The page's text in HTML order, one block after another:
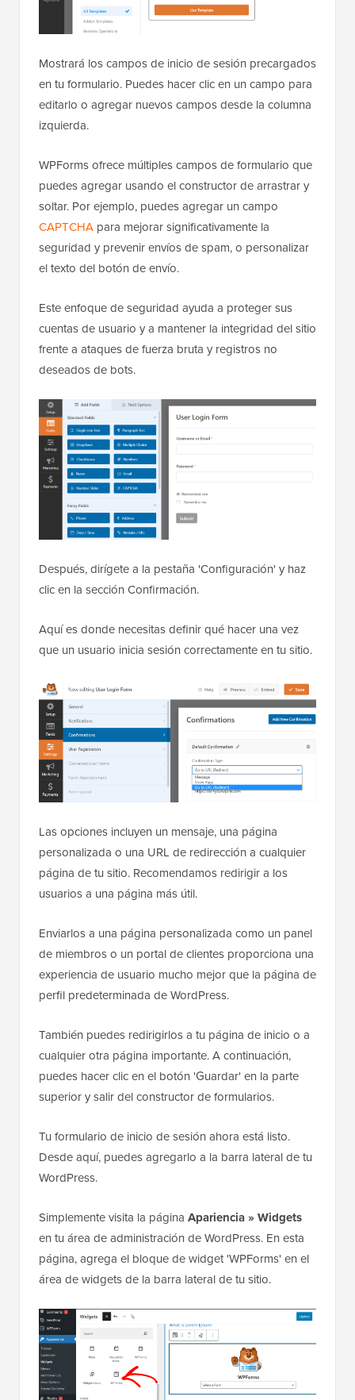
Mostrará los campos de inicio de sesión precargados
en tu formulario. Puedes hacer clic en un campo para
editarlo o agregar nuevos campos desde la columna
izquierda.
WPForms ofrece múltiples campos de formulario que
puedes agregar usando el constructor de arrastrar y
soltar. Por ejemplo, puedes agregar un campo
CAPTCHA para mejorar significativamente la
seguridad y prevenir envíos de spam, o personalizar
el texto del botón de envío.
Este enfoque de seguridad ayuda a proteger sus
cuentas de usuario y a mantener la integridad del sitio
frente a ataques de fuerza bruta y registros no
deseados de bots.
Después, dirígete a la pestaña 'Configuración' y haz
clic en la sección Confirmación.
Aquí es donde necesitas definir qué hacer una vez
que un usuario inicia sesión correctamente en tu sitio.
Las opciones incluyen un mensaje, una página
personalizada o una URL de redirección a cualquier
página de tu sitio. Recomendamos redirigir a los
usuarios a una página más útil.
Enviarlos a una página personalizada como un panel
de miembros o un portal de clientes proporciona una
experiencia de usuario mucho mejor que la página de
perfil predeterminada de WordPress.
También puedes redirigirlos a tu página de inicio o a
cualquier otra página importante. A continuación,
puedes hacer clic en el botón 'Guardar' en la parte
superior y salir del constructor de formularios.
Tu formulario de inicio de sesión ahora está listo.
Desde aquí, puedes agregarlo a la barra lateral de tu
WordPress.
Simplemente visita la página Apariencia » Widgets
en tu área de administración de WordPress. En esta
página, agrega el bloque de widget 'WPForms' en el
área de widgets de la barra lateral de tu sitio.